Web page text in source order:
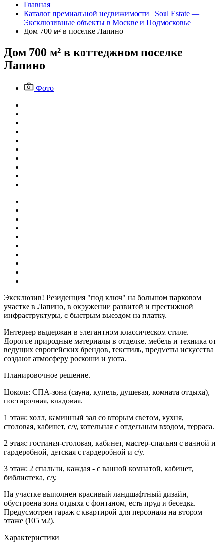
Главная
Каталог премиальной недвижимости | Soul Estate —
Эксклюзивные объекты в Москве и Подмосковье
Дом 700 м² в поселке Лапино
Дом 700 м² в коттеджном поселке
Лапино
Фото
Эксклюзив! Резиденция "под ключ" на большом парковом
участке в Лапино, в окружении развитой и престижной
инфраструктуры, с быстрым выездом на платку.
Интерьер выдержан в элегантном классическом стиле.
Дорогие природные материалы в отделке, мебель и техника от
ведущих европейских брендов, текстиль, предметы искусства
создают атмосферу роскоши и уюта.
Планировочное решение.
Цоколь: СПА-зона (сауна, купель, душевая, комната отдыха),
постирочная, кладовая.
1 этаж: холл, каминный зал со вторым светом, кухня,
столовая, кабинет, с/у, котельная с отдельным входом, терраса.
2 этаж: гостиная-столовая, кабинет, мастер-спальня с ванной и
гардеробной, детская с гардеробной и с/у.
3 этаж: 2 спальни, каждая - с ванной комнатой, кабинет,
библиотека, с/у.
На участке выполнен красивый ландшафтный дизайн,
обустроена зона отдыха с фонтаном, есть пруд и беседка.
Предусмотрен гараж с квартирой для персонала на втором
этаже (105 м2).
Характеристики